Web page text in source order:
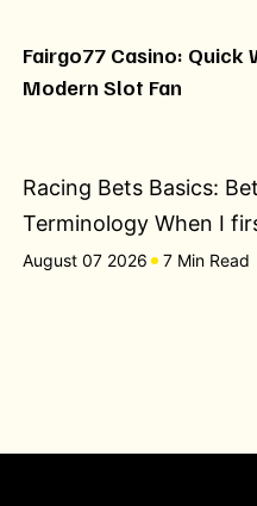
Fairgo77 Casino: Quick
Modern Slot Fan
Racing Bets Basics:
Terminology When I
August 07 2026 7 Min Read